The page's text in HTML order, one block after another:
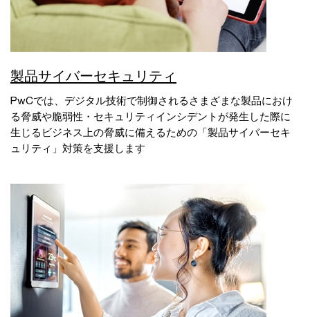
製品サイバーセキュリティ
PwCでは、デジタル技術で制御されるさまざまな製品におけ
る脅威や脆弱性・セキュリティインシデントが発生した際に
生じるビジネス上の脅威に備えるための「製品サイバーセキ
ュリティ」対策を支援します